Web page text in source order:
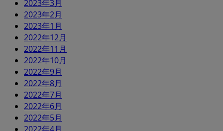
2023年3月
2023年2月
2023年1月
2022年12月
2022年11月
2022年10月
2022年9月
2022年8月
2022年7月
2022年6月
2022年5月